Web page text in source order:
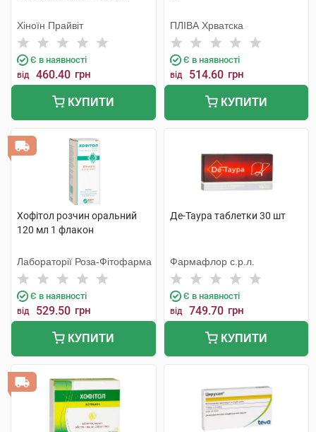
Хіноїн Прайвіт
Є в наявності
від 460.40 грн
КУПИТИ
ПЛІВА Хрватска
Є в наявності
від 514.60 грн
КУПИТИ
Хофітол розчин оральний
120 мл 1 флакон
Лабораторії Роза-Фітофарма
Є в наявності
від 529.50 грн
КУПИТИ
Де-Таура таблетки 30 шт
Фармафлор с.р.л.
Є в наявності
від 749.70 грн
КУПИТИ